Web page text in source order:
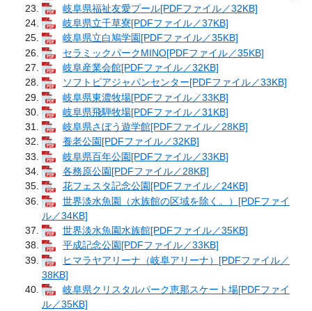
岐阜県福祉友愛プール[PDFファイル／32KB]
岐阜県立千草寮[PDFファイル／37KB]
岐阜県立白鳩学園[PDFファイル／35KB]
セラミックパークMINO[PDFファイル／35KB]
岐阜産業会館[PDFファイル／32KB]
ソフトピアジャパンセンター[PDFファイル／33KB]
岐阜県東濃牧場[PDFファイル／33KB]
岐阜県飛騨牧場[PDFファイル／31KB]
岐阜県さぼう遊学館[PDFファイル／28KB]
養老公園[PDFファイル／32KB]
岐阜県百年公園[PDFファイル／33KB]
各務原公園[PDFファイル／28KB]
花フェスタ記念公園[PDFファイル／24KB]
世界淡水魚園（水族館の区域を除く。）[PDFファイ
ル／34KB]
世界淡水魚園水族館[PDFファイル／35KB]
平成記念公園[PDFファイル／33KB]
ヒマラヤアリーナ（岐阜アリーナ）[PDFファイル／
38KB]
岐阜県クリスタルパーク恵那スケート場[PDFファイ
ル／35KB]